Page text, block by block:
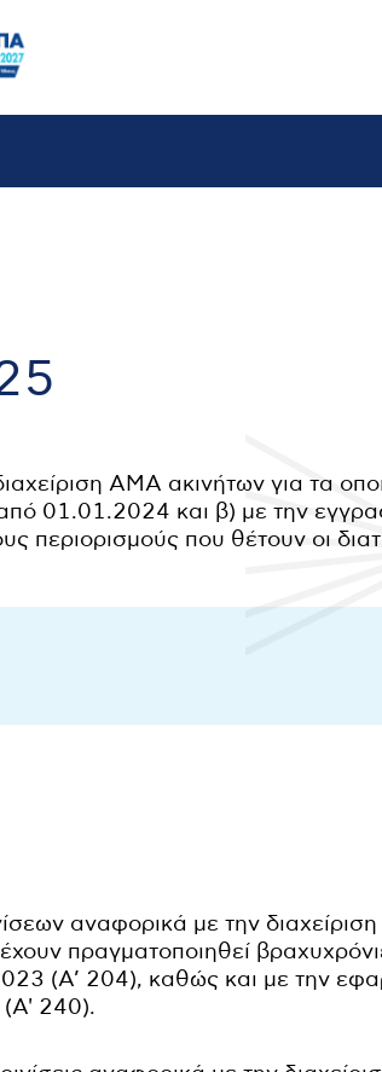
ΑΜΑ ακινήτων για τα
01.01.2024 και β) με την
περιορισμούς που θέτουν οι
αναφορικά με την
πραγματοποιηθεί
(Α’ 204), καθώς και με την
(Α' 240).